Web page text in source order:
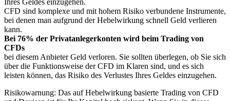
CFD sind komplexe und mit hohem Risiko verbundene Instrumente,
bei denen man aufgrund der Hebelwirkung schnell Geld verlieren
kann.
Bei 76% der Privatanlegerkonten wird beim Trading von
CFDs
bei diesem Anbieter Geld verloren. Sie sollten überlegen, ob Sie sich
über die Funktionsweise der CFD im Klaren sind, und es sich
leisten können, das Risiko des Verlustes Ihres Geldes einzugehen.
Risikowarnung: Das auf Hebelwirkung basierte Trading von CFD